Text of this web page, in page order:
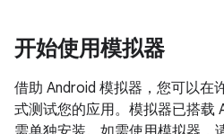
开始使用模拟器
借助 Android 模拟器，您可以在
式测试您的应用。模拟器已搭载